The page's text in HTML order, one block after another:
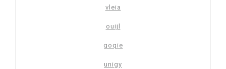
vleia
ouijl
goqie
unigy